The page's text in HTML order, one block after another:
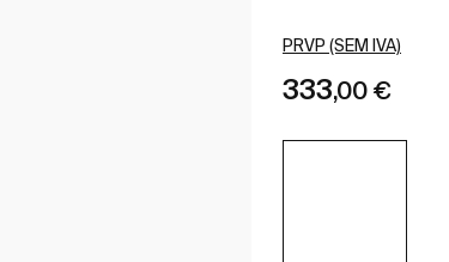
PRVP (SEM IVA)
333,00 €